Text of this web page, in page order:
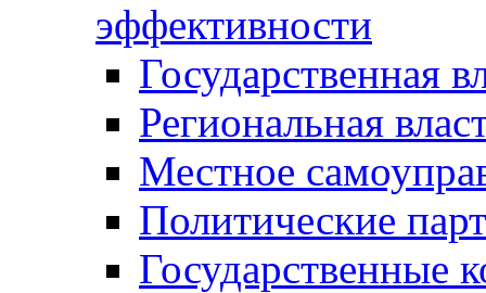
эффективности
Государственная
Региональная
Местное
Политические
Государственные